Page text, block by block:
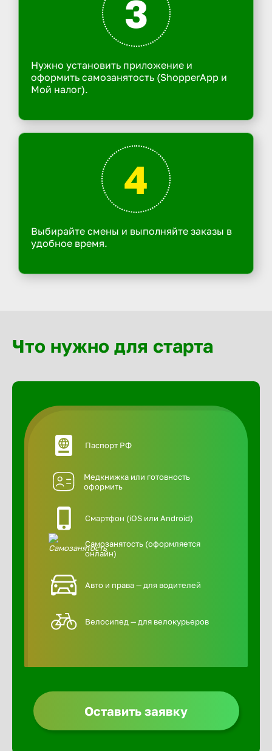
3
Нужно установить приложение и
оформить самозанятость (ShopperApp и
Мой налог).
4
Выбирайте смены и выполняйте заказы в
удобное время.
Что нужно для старта
Паспорт РФ
Медкнижка или готовность
оформить
Смартфон (iOS или Android)
Самозанятость (оформляется
онлайн)
Авто и права — для водителей
Велосипед — для велокурьеров
Оставить заявку